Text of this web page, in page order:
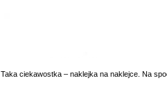
Taka ciekawostka – naklejka na naklejce. Na